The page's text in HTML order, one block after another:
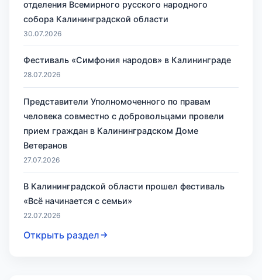
отделения Всемирного русского народного
собора Калининградской области
30.07.2026
Фестиваль «Симфония народов» в Калининграде
28.07.2026
Представители Уполномоченного по правам
человека совместно с добровольцами провели
прием граждан в Калининградском Доме
Ветеранов
27.07.2026
В Калининградской области прошел фестиваль
«Всё начинается с семьи»
22.07.2026
Открыть раздел